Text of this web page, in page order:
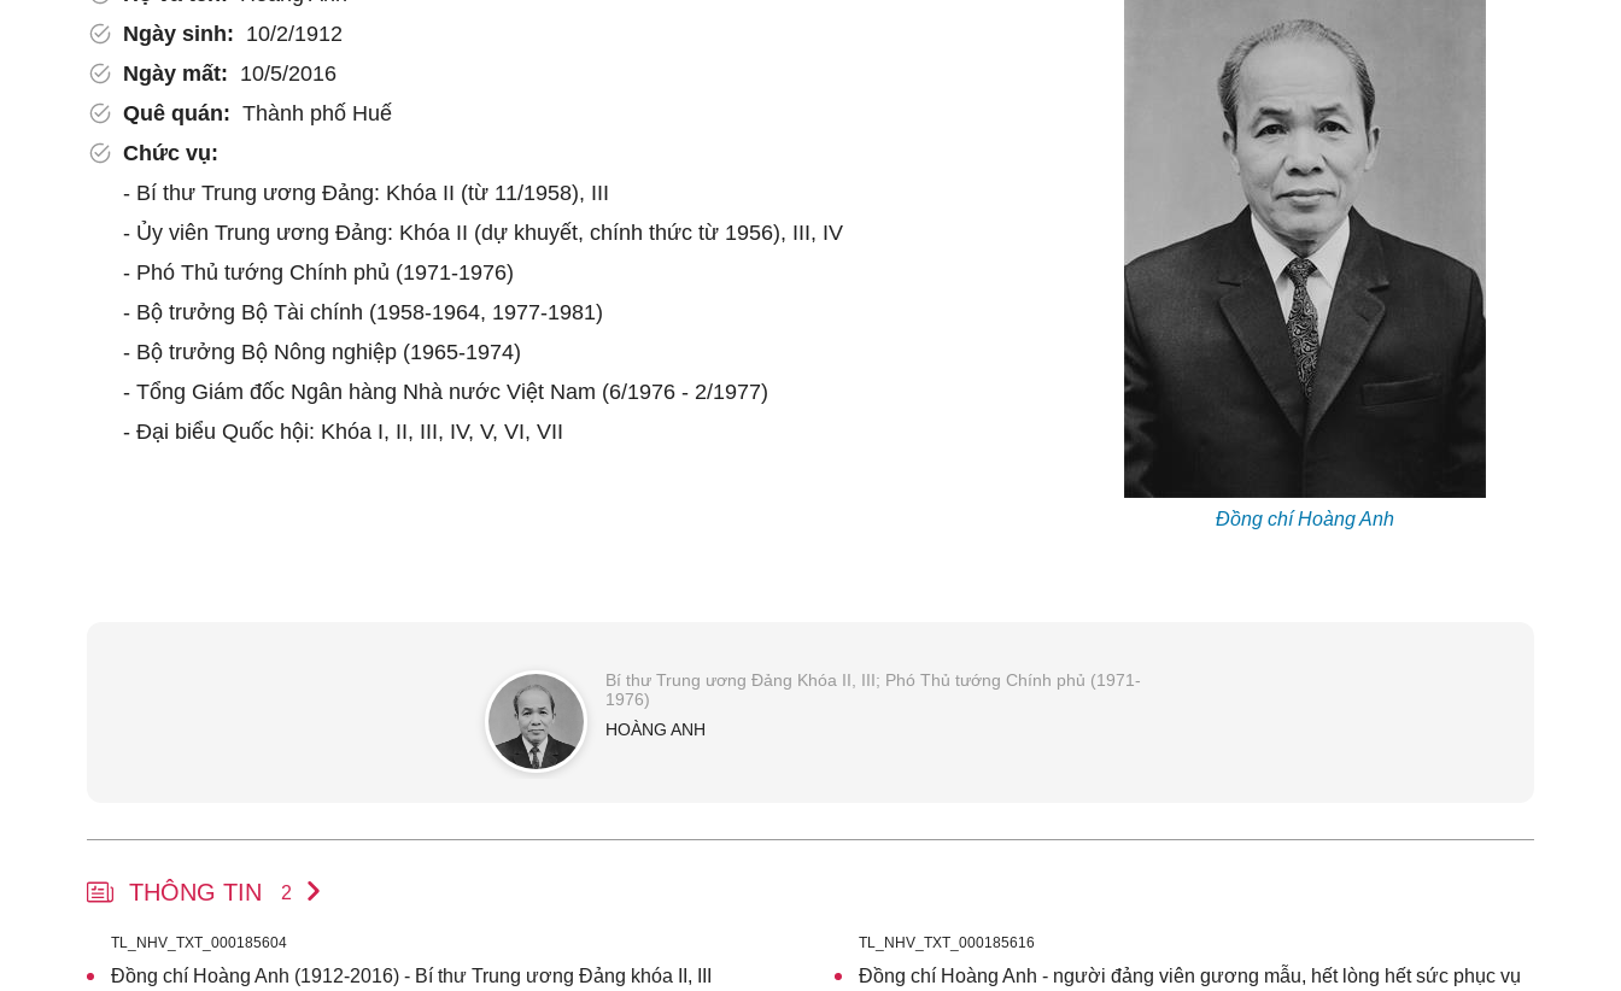
Đồng chí Hoàng Anh
Ngày sinh: 10/2/1912
Ngày mất: 10/5/2016
Quê quán: Thành phố Huế
Chức vụ:
- Bí thư Trung ương Đảng: Khóa II (từ 11/1958), III
- Ủy viên Trung ương Đảng: Khóa II (dự khuyết, chính thức từ 1956), III, IV
- Phó Thủ tướng Chính phủ (1971-1976)
- Bộ trưởng Bộ Tài chính (1958-1964, 1977-1981)
- Bộ trưởng Bộ Nông nghiệp (1965-1974)
- Tổng Giám đốc Ngân hàng Nhà nước Việt Nam (6/1976 - 2/1977)
- Đại biểu Quốc hội: Khóa I, II, III, IV, V, VI, VII
Bí thư Trung ương Đảng Khóa II, III; Phó Thủ tướng Chính phủ (1971-
1976)
HOÀNG ANH
THÔNG TIN 2
TL_NHV_TXT_000185604
Đồng chí Hoàng Anh (1912-2016) - Bí thư Trung ương Đảng khóa II, III
TL_NHV_TXT_000185616
Đồng chí Hoàng Anh - người đảng viên gương mẫu, hết lòng hết sức phục vụ